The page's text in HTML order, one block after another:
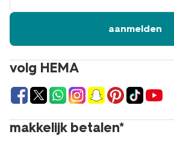
volg HEMA
makkelijk betalen*
aanmelden